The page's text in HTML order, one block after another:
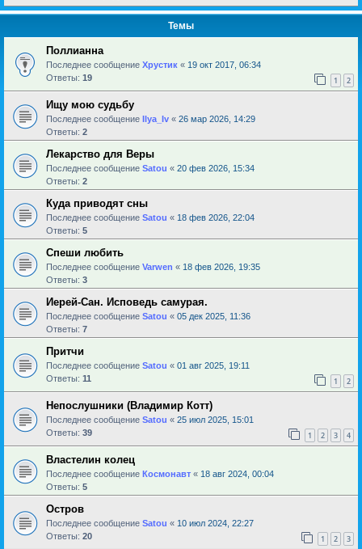
Темы
Поллианна
Последнее сообщение Хрустик « 19 окт 2017, 06:34
Ответы: 19 1 2
Ищу мою судьбу
Последнее сообщение Ilya_Iv « 26 мар 2026, 14:29
Ответы: 2
Лекарство для Веры
Последнее сообщение Satou « 20 фев 2026, 15:34
Ответы: 2
Куда приводят сны
Последнее сообщение Satou « 18 фев 2026, 22:04
Ответы: 5
Спеши любить
Последнее сообщение Varwen « 18 фев 2026, 19:35
Ответы: 3
Иерей-Сан. Исповедь самурая.
Последнее сообщение Satou « 05 дек 2025, 11:36
Ответы: 7
Притчи
Последнее сообщение Satou « 01 авг 2025, 19:11
Ответы: 11 1 2
Непослушники (Владимир Котт)
Последнее сообщение Satou « 25 июл 2025, 15:01
Ответы: 39 1 2 3 4
Властелин колец
Последнее сообщение Космонавт « 18 авг 2024, 00:04
Ответы: 5
Остров
Последнее сообщение Satou « 10 июл 2024, 22:27
Ответы: 20 1 2 3